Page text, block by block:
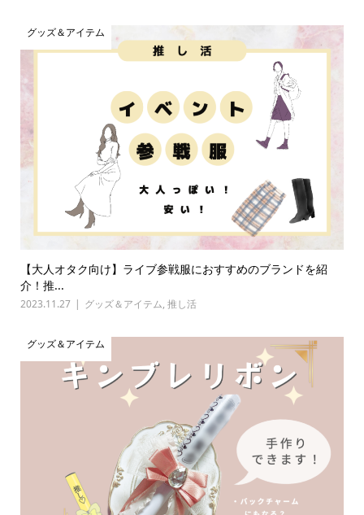
グッズ＆アイテム
【大人オタク向け】ライブ参戦服におすすめのブランドを紹
介！推...
2023.11.27 グッズ＆アイテム, 推し活
グッズ＆アイテム